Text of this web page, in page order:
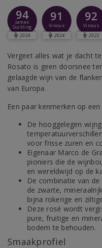
94
James
Suckling
2024
91
Vinous
2024
92
Vinous
2023
Vergeet alles wat je dacht
Rosato is geen doorsnee
gelaagde wijn van de
van Europa.
Een paar kenmerken op een
De hooggelegen
voor frisse zuren en
Eigenaar Marco de
pioniers die de
en wereldwijd op de
De combinatie van
de zwarte,
bijna rokerige en
Deze rosé wordt
pure, fruitige en
bodem te behouden.
Smaakprofiel